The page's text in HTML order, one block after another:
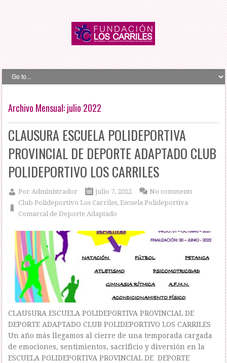
Archivo Mensual:julio 2022
CLAUSURA ESCUELA POLIDEPORTIVA
PROVINCIAL DE DEPORTE ADAPTADO CLUB
POLIDEPORTIVO LOS CARRILES
PorAdministrador
julio 7, 2022
Club Polideportivo Los Carriles,Escuela Polideportiva
Comarcal de Deporte Adaptado
No comments
CLAUSURA ESCUELA POLIDEPORTIVA PROVINCIAL DE
DEPORTE ADAPTADO CLUB POLIDEPORTIVO LOS CARRILES
Un año más llegamos al cierre de una temporada cargada
de emociones, sentimientos, sacrificio y diversión en la
ESCUELA POLIDEPORTIVA PROVINCIAL DE DEPORTE